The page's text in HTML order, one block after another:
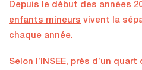
Depuis le début des années
enfants mineurs vivent la
chaque année.
Selon l’INSEE, près d’un quart